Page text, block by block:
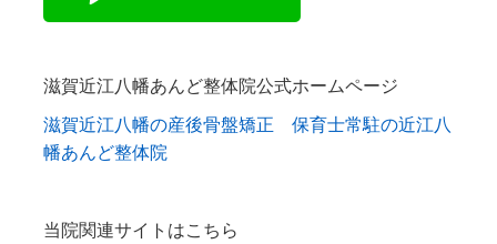
滋賀近江八幡あんど整体院公式ホームページ
滋賀近江八幡の産後骨盤矯正 保育士常駐の近江八
幡あんど整体院
当院関連サイトはこちら